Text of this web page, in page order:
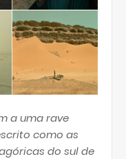
a uma rave
como as
do sul de